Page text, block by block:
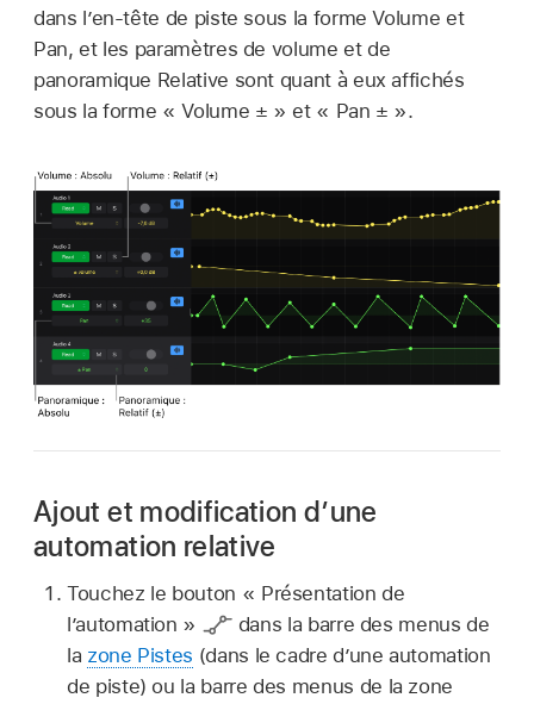
dans l’en-tête de piste sous la forme Volume et
Pan, et les paramètres de volume et de
panoramique Relative sont quant à eux affichés
sous la forme « Volume ± » et « Pan ± ».
Ajout et modification d’une
automation relative
Touchez le bouton « Présentation de
l’automation »
dans la barre des menus de
la zone Pistes (dans le cadre d’une automation
de piste) ou la barre des menus de la zone